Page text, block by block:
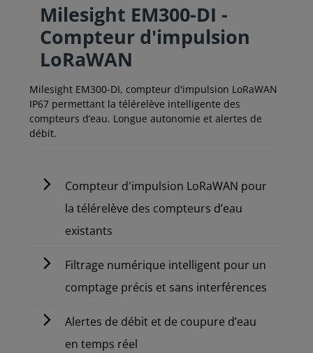
Milesight EM300-DI -
Compteur d'impulsion
LoRaWAN
Milesight EM300-DI, compteur d'impulsion LoRaWAN
IP67 permettant la télérelève intelligente des
compteurs d’eau. Longue autonomie et alertes de
débit.
Compteur d'impulsion LoRaWAN pour
la télérelève des compteurs d’eau
existants
Filtrage numérique intelligent pour un
comptage précis et sans interférences
Alertes de débit et de coupure d’eau
en temps réel